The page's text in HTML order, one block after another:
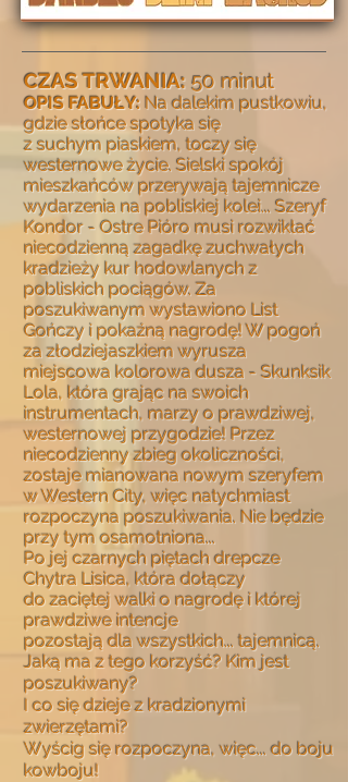
CZAS TRWANIA: 50 minut
OPIS FABUŁY: Na dalekim pustkowiu,
gdzie słońce spotyka się
z suchym piaskiem, toczy się
westernowe życie. Sielski spokój
mieszkańców przerywają tajemnicze
wydarzenia na pobliskiej kolei... Szeryf
Kondor - Ostre Pióro musi rozwikłać
niecodzienną zagadkę zuchwałych
kradzieży kur hodowlanych z
pobliskich pociągów. Za
poszukiwanym wystawiono List
Gończy i pokaźną nagrodę! W pogoń
za złodziejaszkiem wyrusza
miejscowa kolorowa dusza - Skunksik
Lola, która grając na swoich
instrumentach, marzy o prawdziwej,
westernowej przygodzie! Przez
niecodzienny zbieg okoliczności,
zostaje mianowana nowym szeryfem
w Western City, więc natychmiast
rozpoczyna poszukiwania. Nie będzie
przy tym osamotniona...
Po jej czarnych piętach drepcze
Chytra Lisica, która dołączy
do zaciętej walki o nagrodęi której
prawdziwe intencje
pozostają dla wszystkich... tajemnicą.
Jaką ma z tego korzyść? Kim jest
poszukiwany?
I co się dzieje z kradzionymi
zwierzętami?
Wyścig się rozpoczyna, więc... do boju
kowboju!